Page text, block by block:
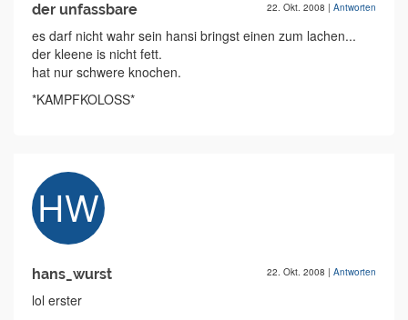
der unfassbare 22. Okt. 2008 | Antworten
es darf nicht wahr sein hansi bringst einen zum lachen...
der kleene is nicht fett.
hat nur schwere knochen.
*KAMPFKOLOSS*
hans_wurst 22. Okt. 2008 | Antworten
lol erster